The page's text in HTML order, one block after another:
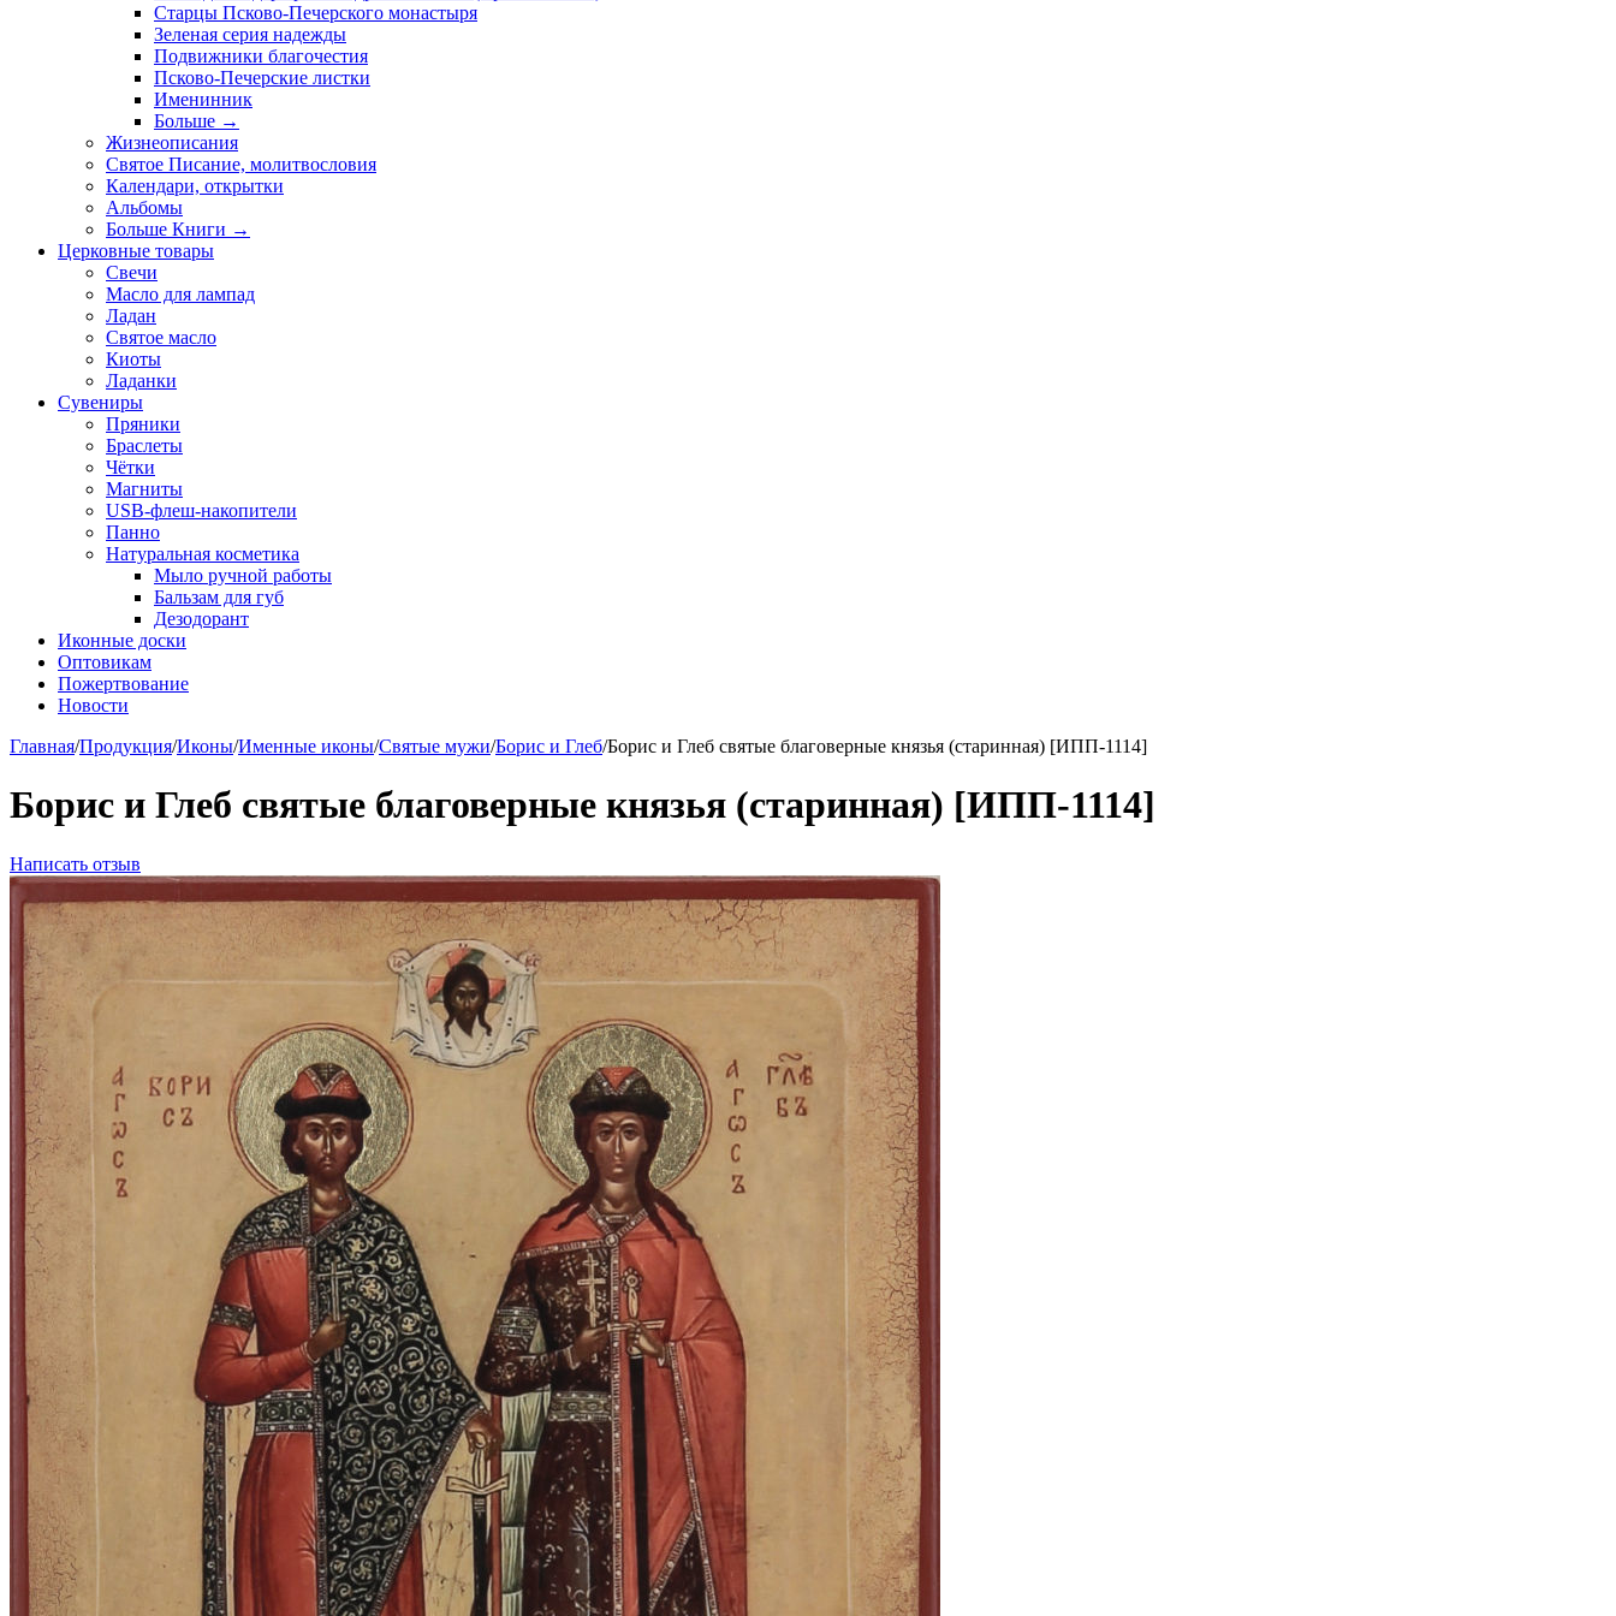
Старцы Псково-Печерского монастыря
Зеленая серия надежды
Подвижники благочестия
Псково-Печерские листки
Именинник
Больше →
Жизнеописания
Святое Писание, молитвословия
Календари, открытки
Альбомы
Больше Книги →
Церковные товары
Свечи
Масло для лампад
Ладан
Святое масло
Киоты
Ладанки
Сувениры
Пряники
Браслеты
Чётки
Магниты
USB-флеш-накопители
Панно
Натуральная косметика
Мыло ручной работы
Бальзам для губ
Дезодорант
Иконные доски
Оптовикам
Пожертвование
Новости
Главная/Продукция/Иконы/Именные иконы/Святые мужи/Борис и Глеб/Борис и Глеб святые благоверные князья (старинная) [ИПП-1114]
Борис и Глеб святые благоверные князья (старинная) [ИПП-1114]
Написать отзыв